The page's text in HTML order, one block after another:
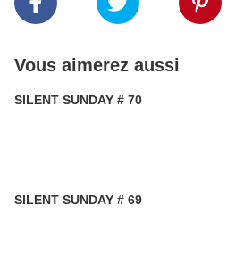
Vous aimerez aussi
SILENT SUNDAY # 70
SILENT SUNDAY # 69